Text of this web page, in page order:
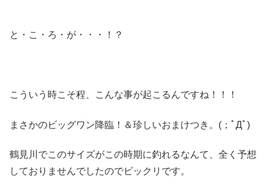
と・こ・ろ・が・・・！？
こういう時こそ程、こんな事が起こるんですね！！！
まさかのビッグワン降臨！＆珍しいおまけつき。(；ﾟДﾟ)
鶴見川でこのサイズがこの時期に釣れるなんて、全く予想
しておりませんでしたのでビックリです。